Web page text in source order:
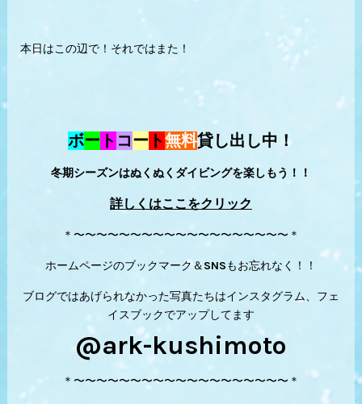
本日はこの辺で！それではまた！
ボー ト コー ト無料貸し出し中！
冬期シーズンはぬくぬくダイビングを楽しもう！！
詳しくはここをクリック
＊〜〜〜〜〜〜〜〜〜〜〜〜〜〜〜〜〜〜〜＊
ホームページのブックマーク＆SNSもお忘れなく！！
ブログではあげられなかった写真たちはインスタグラム、フェ
イスブックでアップしてます
@ark-kushimoto
＊〜〜〜〜〜〜〜〜〜〜〜〜〜〜〜〜〜〜〜＊